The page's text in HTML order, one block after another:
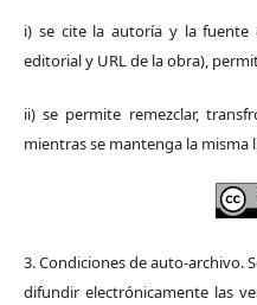
i) se cite la autoría y la fuente
editorial y URL de la obra),
ii) se permite remezclar,
mientras se mantenga la misma
3. Condiciones de auto-archivo.
difundir electrónicamente las